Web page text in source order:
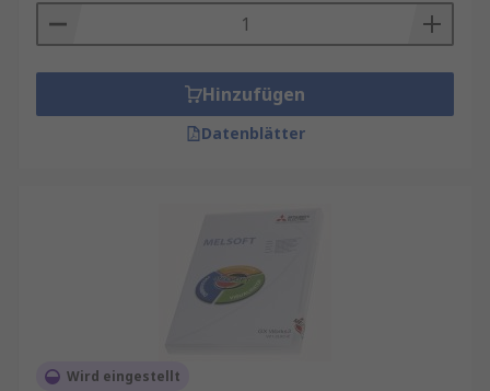
Hinzufügen
Datenblätter
Wird eingestellt